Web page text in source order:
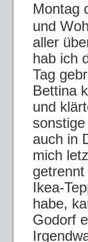
Montag
und
aller
hab ich
Tag
Bettina
und
auch in
mich
Ikea-
habe,
Godorf